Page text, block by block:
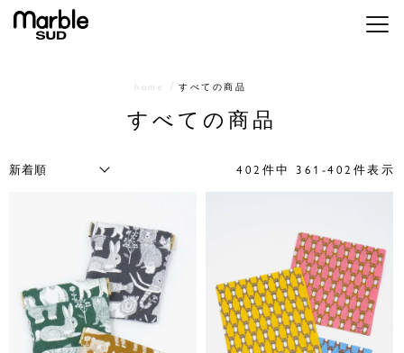
メニ
home すべての商品
すべての商品
402 件中 361 -402 件表示